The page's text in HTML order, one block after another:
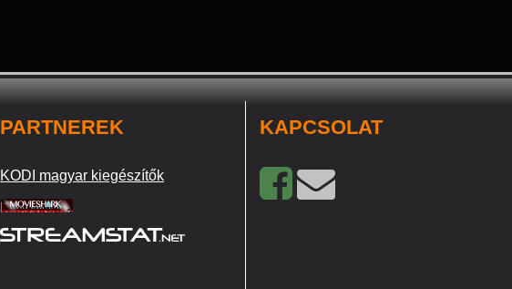
PARTNEREK
KODI magyar kiegészítők
KAPCSOLAT